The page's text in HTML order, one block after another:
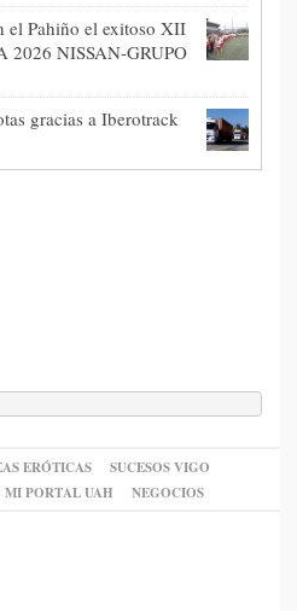
el Pahiño el exitoso XII
2026 NISSAN-GRUPO
gracias a Iberotrack
ERÓTICAS
SUCESOS VIGO
MI PORTAL UAH NEGOCIOS